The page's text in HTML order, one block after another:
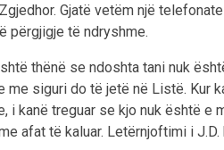
Gjatë vetëm një
përgjigje të ndryshme.
thënë se ndoshta tani nuk
me siguri do të jetë në Listë. Kur
i kanë treguar se kjo nuk është
afat të kaluar. Letërnjoftimi i